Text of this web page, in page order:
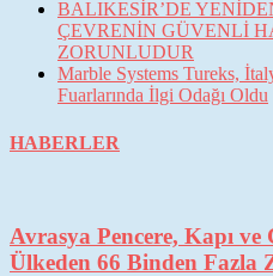
BALIKESİR’DE
ÇEVRENİN GÜVENLİ
ZORUNLUDUR
Marble Systems Tureks,
Fuarlarında İlgi Odağı Oldu
HABERLER
Avrasya Pencere, Kapı
Ülkeden 66 Binden Fazla